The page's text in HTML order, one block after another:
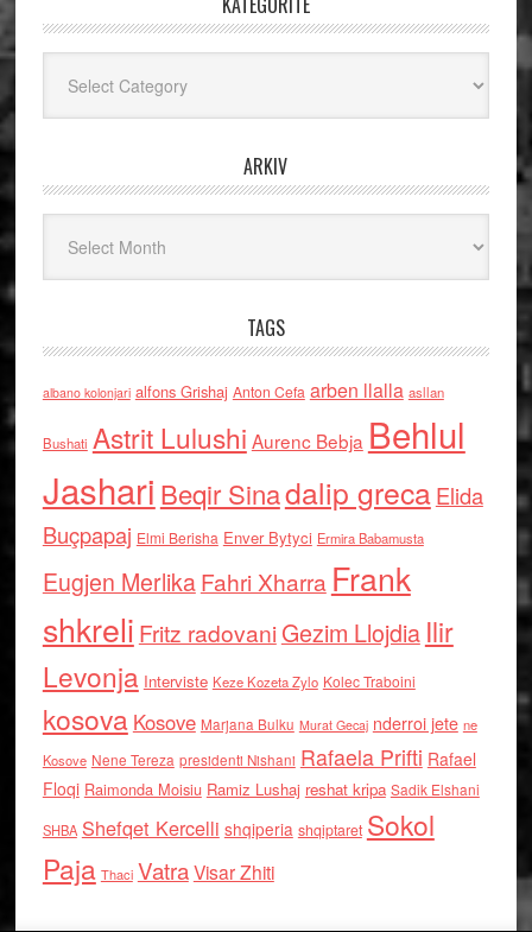
ARKIV
TAGS
albano kolonjari alfons Grishaj Anton Cefa arben llalla asllan
Bushati Astrit Lulushi Aurenc Bebja Behlul
Jashari Beqir Sinadalip grecaElida
Buçpapaj Elmi Berisha Enver Bytyci Ermira Babamusta
Eugjen MerlikaFahri Xharra Frank
shkreli Fritz radovaniGezim Llojdia Ilir
Levonja Interviste Keze Kozeta Zylo Kolec Traboini
kosova Kosove Marjana Bulku Murat Gecaj nderroi jete ne
Kosove Nene Tereza presidenti Nishani Rafaela Prifti Rafael
Floqi Raimonda Moisiu Ramiz Lushaj reshat kripa Sadik Elshani
SHBA Shefqet Kercelli shqiperia shqiptaret Sokol
Paja Thaci VatraVisar Zhiti